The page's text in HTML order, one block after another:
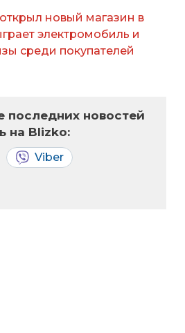
новый магазин в
электромобиль и
среди покупателей
последних новостей
на Blizko:
Viber